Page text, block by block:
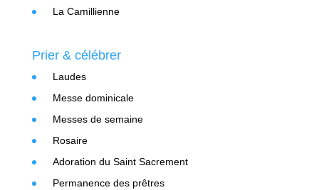
La Camillienne
Prier & célébrer
Laudes
Messe dominicale
Messes de semaine
Rosaire
Adoration du Saint Sacrement
Permanence des prêtres